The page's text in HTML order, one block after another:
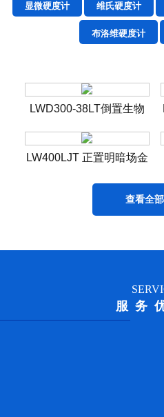
显微硬度计 维氏硬度计
布洛维硬度计
LWD300-38LT倒置生物
显微镜
LW400LJT 正置明暗场金
相显微镜
查看全
服务